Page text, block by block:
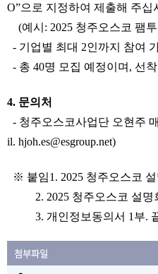
O”으로 지정하여 제출해 주십
(예시: 2025 청주오스코 팸
- 기업별 최대 2인까지 참여
- 총 40명 모집 예정이며, 선
4. 문의처
- 청주오스코사업단 오현주
il. hjoh.es@esgroup.net)
※ 붙임1. 2025 청주오스코
2. 2025 청주오스코 설명
3. 개인정보동의서 1부.
첨부파일